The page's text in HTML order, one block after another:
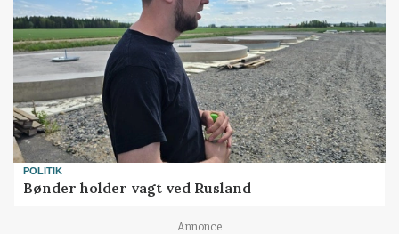
POLITIK
Bønder holder vagt ved Rusland
Annonce